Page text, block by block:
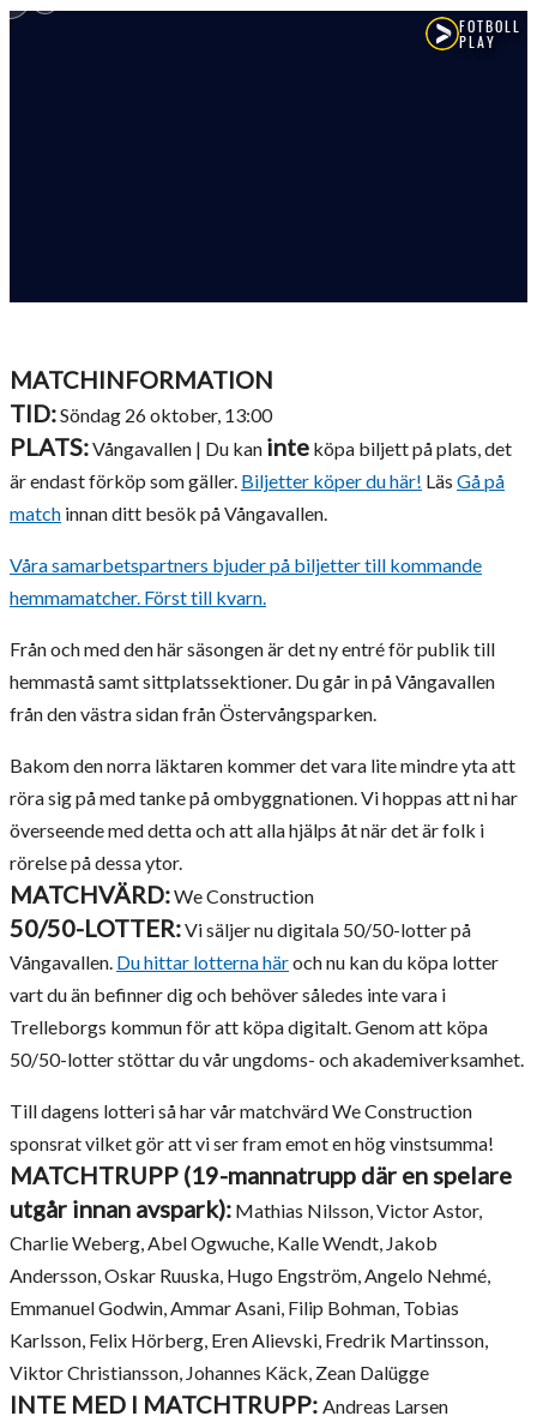
MATCHINFORMATION
TID:Söndag 26 oktober, 13:00
PLATS:Vångavallen | Du kan inte köpa biljett på plats, det
är endast förköp som gäller. Biljetter köper du här! Läs Gå på
match innan ditt besök på Vångavallen.
Våra samarbetspartners bjuder på biljetter till kommande
hemmamatcher. Först till kvarn.
Från och med den här säsongen är det ny entré för publik till
hemmastå samt sittplatssektioner. Du går in på Vångavallen
från den västra sidan från Östervångsparken.
Bakom den norra läktaren kommer det vara lite mindre yta att
röra sig på med tanke på ombyggnationen. Vi hoppas att ni har
överseende med detta och att alla hjälps åt när det är folk i
rörelse på dessa ytor.
MATCHVÄRD:We Construction
50/50-LOTTER:Vi säljer nu digitala 50/50-lotter på
Vångavallen. Du hittar lotterna häroch nu kan du köpa lotter
vart du än befinner dig och behöver således inte vara i
Trelleborgs kommun för att köpa digitalt. Genom att köpa
50/50-lotter stöttar du vår ungdoms- och akademiverksamhet.
Till dagens lotteri så har vår matchvärd We Construction
sponsrat vilket gör att vi ser fram emot en hög vinstsumma!
MATCHTRUPP (19-mannatrupp där en spelare
utgår innan avspark): Mathias Nilsson, Victor Astor,
Charlie Weberg, Abel Ogwuche, Kalle Wendt, Jakob
Andersson, Oskar Ruuska, Hugo Engström, Angelo Nehmé,
Emmanuel Godwin, Ammar Asani, Filip Bohman, Tobias
Karlsson, Felix Hörberg, Eren Alievski, Fredrik Martinsson,
Viktor Christiansson, Johannes Käck, Zean Dalügge
INTE MED I MATCHTRUPP: Andreas Larsen